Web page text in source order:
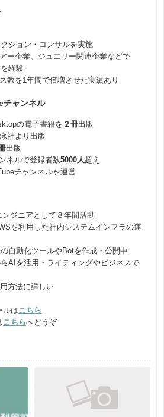
ション・コンサルを実施
ー企業、ジュエリー関連企業などで
経験
数を1年間で倍増させた実績あり
チャンネル
の電子書籍を ２冊出版
社より出版
出版
ネルで登録者数5000人 超え
チャンネルを運営
ジニアとして８年間活動
を利用した社内システムインフラの運
自動化ツールやBotを作成・公開中
AIを活用・ライティングやビジネスで
方法に詳しい
ルはこちら
こちらへどうぞ